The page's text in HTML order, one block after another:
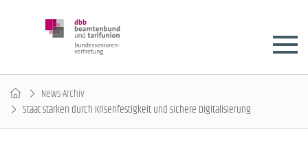
News-Archiv
Staat stärken durch Krisenfestigkeit und sichere Digitalisierung